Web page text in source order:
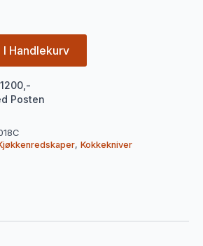
I Handlekurv
Posten
, Kokkekniver